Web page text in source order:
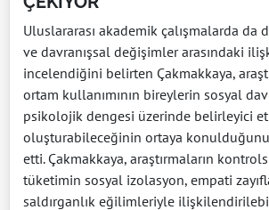
Uluslararası akademik çalışmalarda da
ve davranışsal değişimler arasındaki
incelendiğini belirten Çakmakkaya,
ortam kullanımının bireylerin sosyal
psikolojik dengesi üzerinde belirleyici
oluşturabileceğinin ortaya
etti. Çakmakkaya, araştırmaların
tüketimin sosyal izolasyon, empati
saldırganlık eğilimleriyle